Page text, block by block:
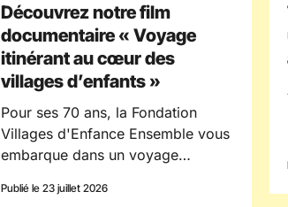
Découvrez notre film
documentaire « Voyage
itinérant au cœur des
villages d’enfants »
Pour ses 70 ans, la Fondation
Villages d'Enfance Ensemble vous
embarque dans un voyage
d'enfants pour célébrer
Publié le 23 juillet 2026